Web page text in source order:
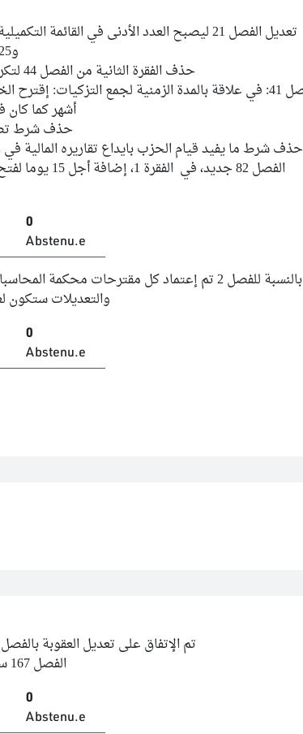
و25 أي تمثيلية الشباب والمرأة
حذف الفقرة الثانية من الفصل 44 لتكراره حسب ملاحظة الخبراء
أشهر كما كان
حذف شرط
حذف شرط ما يفيد قيام الحزب بايداع تقاريره المالية في
الفصل 82 جديد،
0
Abstenu.e
بالنسبة للفصل 2 تم إعتماد كل مقترحات محكمة
والتعديلات ستكون
0
Abstenu.e
تم الإتفاق على تعديل العقوبة بالفصل 78 ل 5 مرات بدل 10 مرات
الفصل 167 سيتم تعديله بمقترح PNUD
0
Abstenu.e